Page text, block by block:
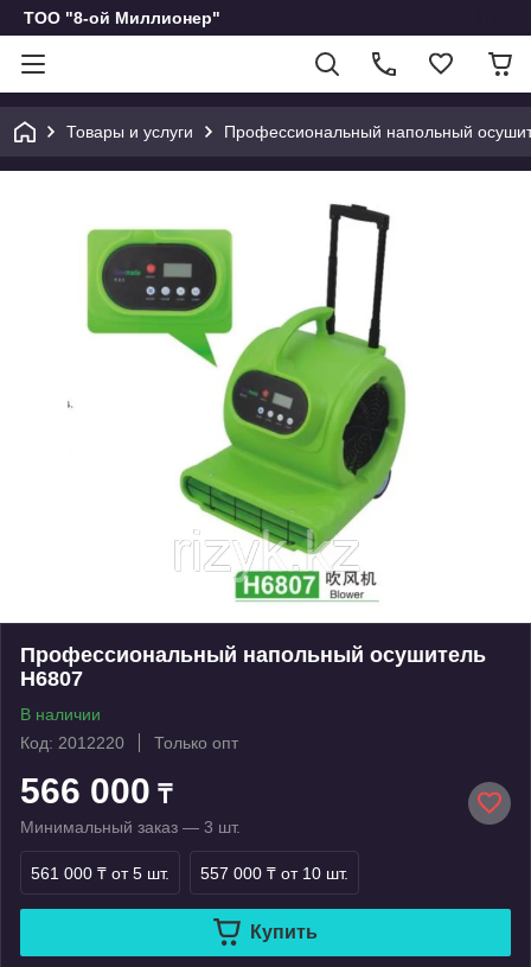
ТОО "8-ой Миллионер"
Товары и услуги Профессиональный напольный
Профессиональный напольный осушитель
Н6807
В наличии
Код: 2012220
Только опт
566 000 ₸
Минимальный заказ — 3 шт.
561 000 ₸ от 5 шт. 557 000 ₸ от 10 шт.
Купить